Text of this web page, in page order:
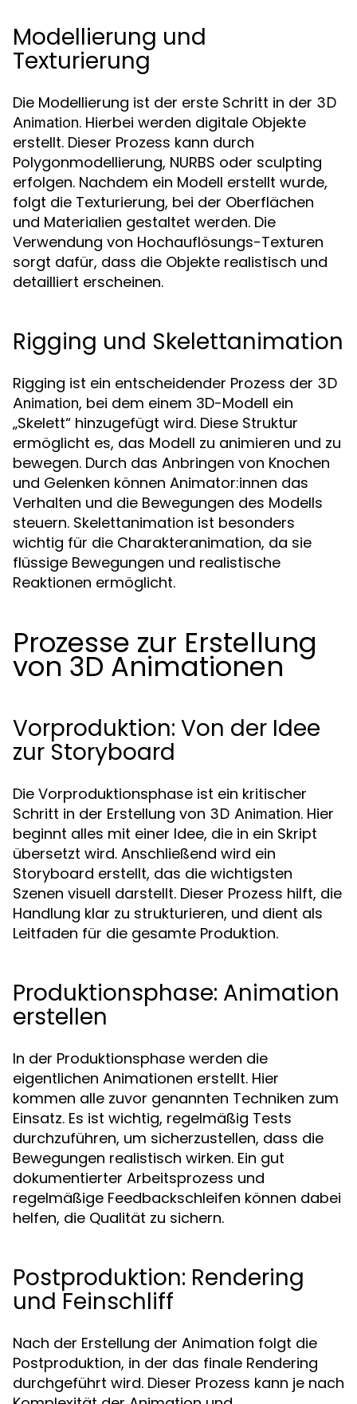
Modellierung und
Texturierung
Die Modellierung ist der erste Schritt in der 3D
Animation. Hierbei werden digitale Objekte
erstellt. Dieser Prozess kann durch
Polygonmodellierung, NURBS oder sculpting
erfolgen. Nachdem ein Modell erstellt wurde,
folgt die Texturierung, bei der Oberflächen
und Materialien gestaltet werden. Die
Verwendung von Hochauflösungs-Texturen
sorgt dafür, dass die Objekte realistisch und
detailliert erscheinen.
Rigging und Skelettanimation
Rigging ist ein entscheidender Prozess der 3D
Animation, bei dem einem 3D-Modell ein
„Skelett“ hinzugefügt wird. Diese Struktur
ermöglicht es, das Modell zu animieren und zu
bewegen. Durch das Anbringen von Knochen
und Gelenken können Animator:innen das
Verhalten und die Bewegungen des Modells
steuern. Skelettanimation ist besonders
wichtig für die Charakteranimation, da sie
flüssige Bewegungen und realistische
Reaktionen ermöglicht.
Prozesse zur Erstellung
von 3D Animationen
Vorproduktion: Von der Idee
zur Storyboard
Die Vorproduktionsphase ist ein kritischer
Schritt in der Erstellung von 3D Animation. Hier
beginnt alles mit einer Idee, die in ein Skript
übersetzt wird. Anschließend wird ein
Storyboard erstellt, das die wichtigsten
Szenen visuell darstellt. Dieser Prozess hilft, die
Handlung klar zu strukturieren, und dient als
Leitfaden für die gesamte Produktion.
Produktionsphase: Animation
erstellen
In der Produktionsphase werden die
eigentlichen Animationen erstellt. Hier
kommen alle zuvor genannten Techniken zum
Einsatz. Es ist wichtig, regelmäßig Tests
durchzuführen, um sicherzustellen, dass die
Bewegungen realistisch wirken. Ein gut
dokumentierter Arbeitsprozess und
regelmäßige Feedbackschleifen können dabei
helfen, die Qualität zu sichern.
Postproduktion: Rendering
und Feinschliff
Nach der Erstellung der Animation folgt die
Postproduktion, in der das finale Rendering
durchgeführt wird. Dieser Prozess kann je nach